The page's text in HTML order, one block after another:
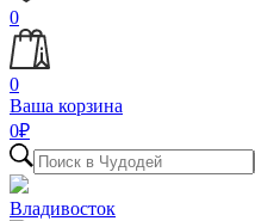
0
0
Ваша корзина
0₽
Владивосток